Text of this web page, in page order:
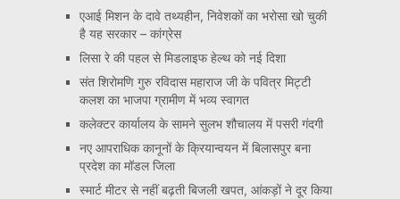
एआई मिशन के दावे तथ्यहीन, निवेशकों का भरोसा खो चुकी
है यह सरकार – कांग्रेस
लिसा रे की पहल से मिडलाइफ हेल्थ को नई दिशा
संत शिरोमणि गुरु रविदास महाराज जी के पवित्र मिट्टी
कलश का भाजपा ग्रामीण में भव्य स्वागत
कलेक्टर कार्यालय के सामने सुलभ शौचालय में पसरी गंदगी
नए आपराधिक कानूनों के क्रियान्वयन में बिलासपुर बना
प्रदेश का मॉडल जिला
स्मार्ट मीटर से नहीं बढ़ती बिजली खपत, आंकड़ों ने दूर किया